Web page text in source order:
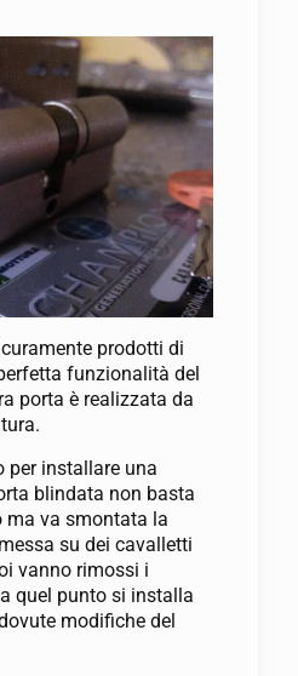
prodotti di
funzionalità del
porta è realizzata da
installare una
blindata non basta
ma va smontata la
su dei cavalletti
vanno rimossi i
quel punto si installa
modifiche del